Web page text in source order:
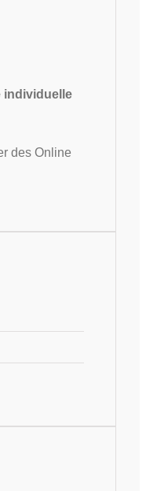
individuelle
des Online